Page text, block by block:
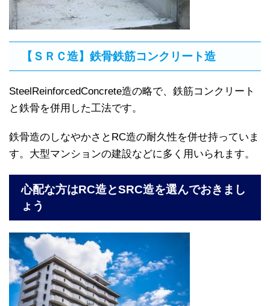
【ＳＲＣ造】鉄骨鉄筋コンクリート造
SteelReinforcedConcrete造の略で、鉄筋コンクリート
と鉄骨を併用した工法です。
鉄骨造のしなやかさとRC造の耐久性を併せ持っていま
す。大型マンションの建設などに多く用いられます。
心配な方はRC造とSRC造を選んでおきまし
ょう